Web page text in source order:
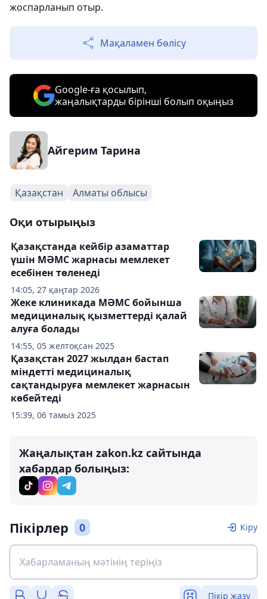
жоспарланып отыр.
Мақаламен бөлісу
Google-ға қосылып,
жаңалықтарды бірінші болып оқыңыз
Айгерим Тарина
Қазақстан Алматы облысы
Оқи отырыңыз
14:05, 27 қаңтар 2026
Қазақстанда кейбір азаматтар
үшін МӘМС жарнасы мемлекет
есебінен төленеді
14:55, 05 желтоқсан 2025
Жеке клиникада МӘМС бойынша
медициналық қызметтерді қалай
алуға болады
15:39, 06 тамыз 2025
Қазақстан 2027 жылдан бастап
міндетті медициналық
сақтандыруға мемлекет жарнасын
көбейтеді
Жаңалықтан zakon.kz сайтында
хабардар болыңыз:
Пікірлер 0 Кіру
Пікір жазу